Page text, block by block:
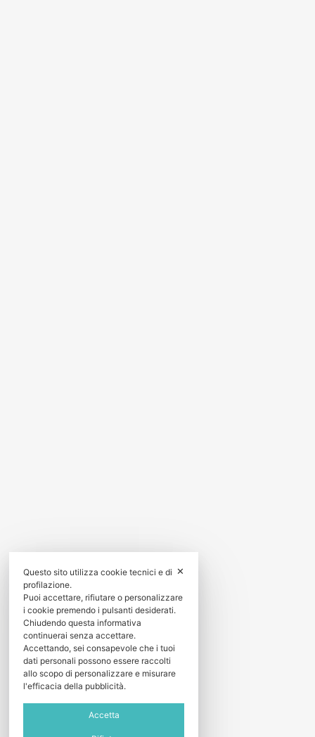
✕
Questo sito utilizza cookie tecnici e di
profilazione.
Puoi accettare, rifiutare o personalizzare
i cookie premendo i pulsanti desiderati.
Chiudendo questa informativa
continuerai senza accettare.
Accettando, sei consapevole che i tuoi
dati personali possono essere raccolti
allo scopo di personalizzare e misurare
l'efficacia della pubblicità.
Accetta